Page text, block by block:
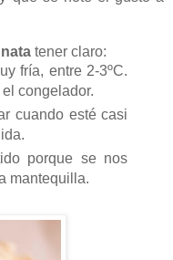
tener claro:
fría, entre 2-3ºC.
congelador.
cuando esté casi
porque se nos
mantequilla.